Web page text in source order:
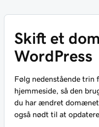
Skift et
WordPress
Følg nedenstående trin
hjemmeside, så den
du har ændret domænet
også nødt til at